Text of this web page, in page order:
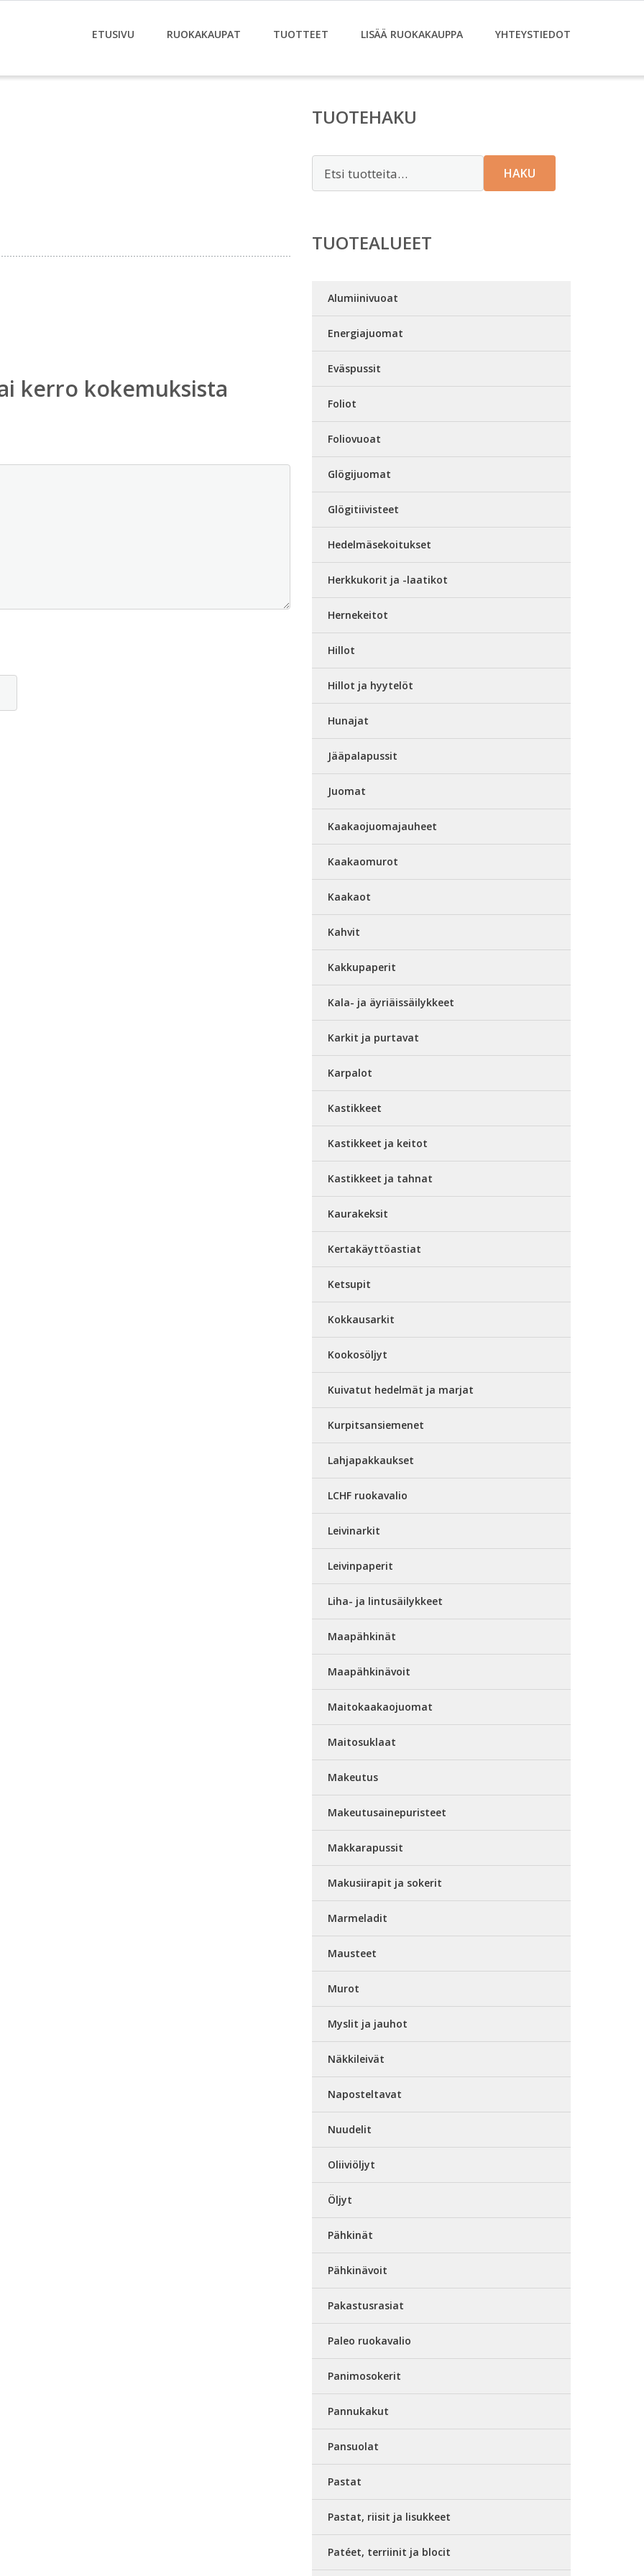
ETUSIVU RUOKAKAUPAT TUOTTEET LISÄÄ RUOKAKAUPPA YHTEYSTIEDOT
kerro kokemuksista
TUOTEHAKU
HAKU
TUOTEALUEET
Alumiinivuoat
Energiajuomat
Eväspussit
Foliot
Foliovuoat
Glögijuomat
Glögitiivisteet
Hedelmäsekoitukset
Herkkukorit ja -laatikot
Hernekeitot
Hillot
Hillot ja hyytelöt
Hunajat
Jääpalapussit
Juomat
Kaakaojuomajauheet
Kaakaomurot
Kaakaot
Kahvit
Kakkupaperit
Kala- ja äyriäissäilykkeet
Karkit ja purtavat
Karpalot
Kastikkeet
Kastikkeet ja keitot
Kastikkeet ja tahnat
Kaurakeksit
Kertakäyttöastiat
Ketsupit
Kokkausarkit
Kookosöljyt
Kuivatut hedelmät ja marjat
Kurpitsansiemenet
Lahjapakkaukset
LCHF ruokavalio
Leivinarkit
Leivinpaperit
Liha- ja lintusäilykkeet
Maapähkinät
Maapähkinävoit
Maitokaakaojuomat
Maitosuklaat
Makeutus
Makeutusainepuristeet
Makkarapussit
Makusiirapit ja sokerit
Marmeladit
Mausteet
Murot
Myslit ja jauhot
Näkkileivät
Naposteltavat
Nuudelit
Oliiviöljyt
Öljyt
Pähkinät
Pähkinävoit
Pakastusrasiat
Paleo ruokavalio
Panimosokerit
Pannukakut
Pansuolat
Pastat
Pastat, riisit ja lisukkeet
Patéet, terriinit ja blocit